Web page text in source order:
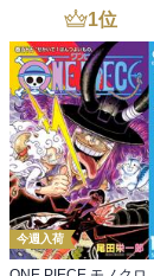
1位
今週入荷